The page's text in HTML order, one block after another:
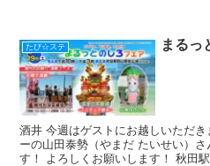
たび☆ステ まるっ
酒井 今週はゲストにお越しいただ
ーの山田泰勢（やまだ たいせい）
す！ よろしくお願いします！ 秋田駅